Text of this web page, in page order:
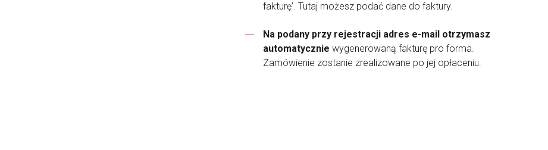
fakturę’. Tutaj możesz podać dane do faktury.
Na podany przy rejestracji adres e-mail otrzymasz
automatycznie wygenerowaną fakturę pro forma.
Zamówienie zostanie zrealizowane po jej opłaceniu.